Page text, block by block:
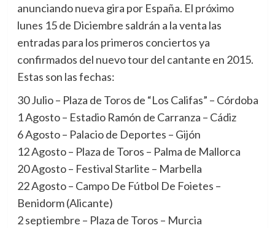
anunciando nueva gira por España. El próximo
lunes 15 de Diciembre saldrán a la venta las
entradas para los primeros conciertos ya
confirmados del nuevo tour del cantante en 2015.
Estas son las fechas:
30 Julio – Plaza de Toros de “Los Califas” – Córdoba
1 Agosto – Estadio Ramón de Carranza – Cádiz
6 Agosto – Palacio de Deportes – Gijón
12 Agosto – Plaza de Toros – Palma de Mallorca
20 Agosto – Festival Starlite – Marbella
22 Agosto – Campo De Fútbol De Foietes –
Benidorm (Alicante)
2 septiembre – Plaza de Toros – Murcia